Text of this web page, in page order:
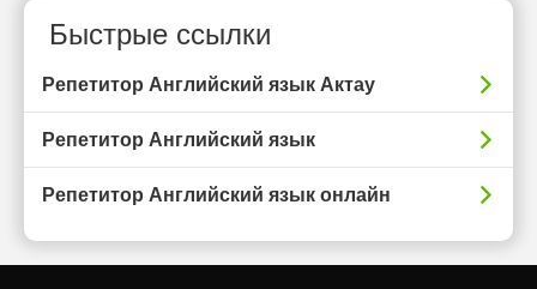
Быстрые ссылки
Репетитор Английский язык Актау
Репетитор Английский язык
Репетитор Английский язык онлайн